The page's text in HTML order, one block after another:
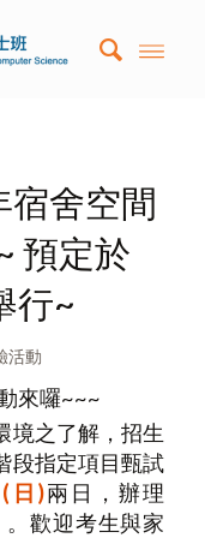
宿舍空間
預定於
行~
活動
來囉~~~
境之了解，招生
段指定項目甄試
日)兩日，辦理
。歡迎考生與家